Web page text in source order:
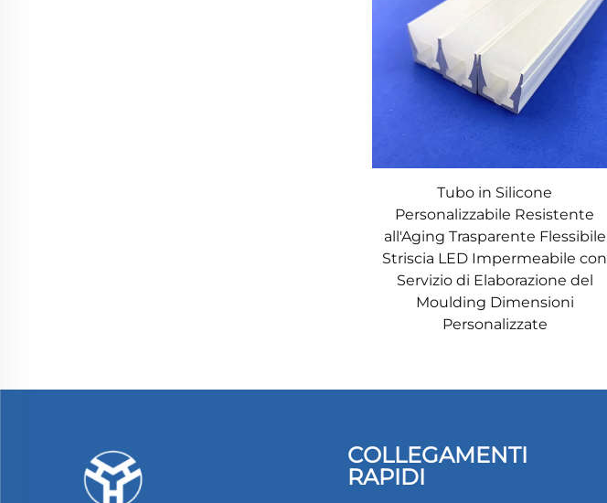
Tubo in Silicone
Personalizzabile Resistente
all'Aging Trasparente Flessibile
Striscia LED Impermeabile con
Servizio di Elaborazione del
Moulding Dimensioni
Personalizzate
COLLEGAMENTI
RAPIDI